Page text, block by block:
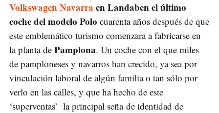
Volkswagen Navarra en Landaben el último
coche del modelo Polo cuarenta años después de que
este emblemático turismo comenzara a fabricarse en
la planta de Pamplona. Un coche con el que miles
de pamploneses y navarros han crecido, ya sea por
vinculación laboral de algún familia o tan sólo por
verlo en las calles, y que ha hecho de este
‘superventas’ la principal seña de identidad de